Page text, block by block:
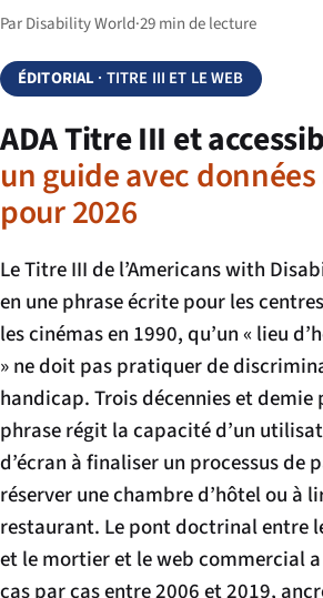
Par Disability World·29 min de lecture
ÉDITORIAL · TITRE III ET LE WEB
ADA Titre III et
un guide avec
pour 2026
Le Titre III de l’Americans with
en une phrase écrite pour les
les cinémas en 1990, qu’un « lieu
» ne doit pas pratiquer de
handicap. Trois décennies et
phrase régit la capacité d’un
d’écran à finaliser un processus de
réserver une chambre d’hôtel ou à
restaurant. Le pont doctrinal entre
et le mortier et le web commercial
cas par cas entre 2006 et 2019,